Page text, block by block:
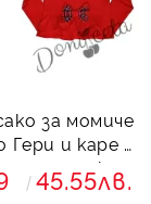
за момиче
Гери и каре с
и панделка
9700192
45.55лв.